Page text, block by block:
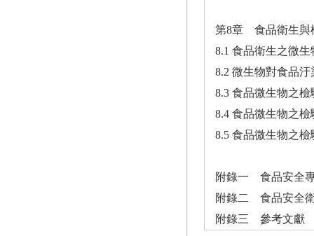
第8章 食品衛生與
8.1 食品衛生之微生
8.2 微生物對食品汙
8.3 食品微生物之
8.4 食品微生物之
8.5 食品微生物之
附錄一 食品安全
附錄二 食品安全
附錄三 參考文獻